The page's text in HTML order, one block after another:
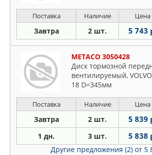
Поставка Наличие Цена
Завтра 2 шт. 5 743
METACO 3050428
Диск тормозной
вентилируемый,
18 D=345мм
Поставка Наличие Цена
Завтра 2 шт. 5 839
1 дн. 3 шт. 5 838
Другие предложения (2) от 5